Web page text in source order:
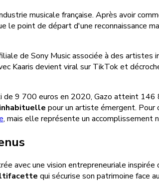
musicale française. Après avoir
le point de départ d'une reconnaissance
de Sony Music associée à des
Kaaris devient viral sur TikTok et
9 700 euros en 2020, Gazo atteint
pour un artiste émergent.
, mais elle représente un accomplissement
avec une vision entrepreneuriale
qui sécurise son patrimoine face